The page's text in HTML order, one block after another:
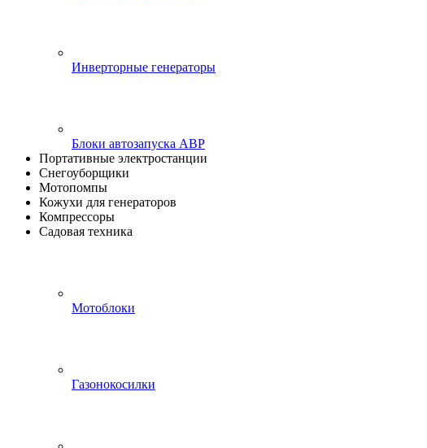
Инверторные генераторы
Блоки автозапуска АВР
Портативные электростанции
Снегоуборщики
Мотопомпы
Кожухи для генераторов
Компрессоры
Садовая техника
Мотоблоки
Газонокосилки